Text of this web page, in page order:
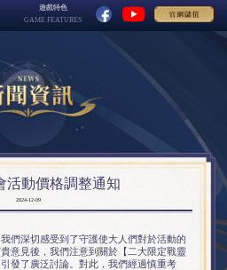
活動價格調整通知
2024-12-09
們深切感受到了守護使大人們對於活動的
意見後，我們注意到關於【二大限定戰靈
發了廣泛討論。對此，我們經過慎重考
遊戲特色
GAME FEATURES